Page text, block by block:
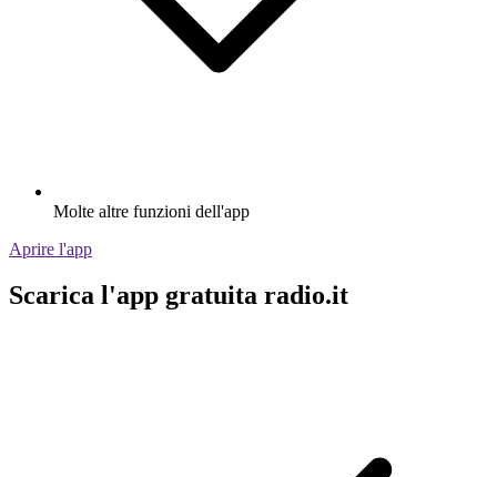
Molte altre funzioni dell'app
Aprire l'app
Scarica l'app gratuita radio.it